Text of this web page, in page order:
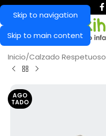
Skip to navigation
Skip to main content
Inicio/Calzado Respetuoso
AGO
TADO